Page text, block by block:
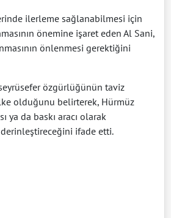
ilerleme sağlanabilmesi için
önemine işaret eden Al Sani,
önlenmesi gerektiğini
özgürlüğünün taviz
olduğunu belirterek, Hürmüz
ya da baskı aracı olarak
derinleştireceğini ifade etti.